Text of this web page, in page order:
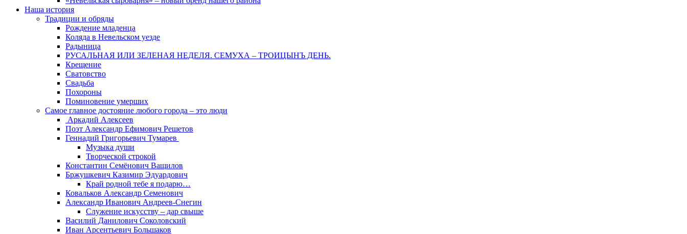
Наша история
Традиции и обряды
Рождение младенца
Коляда в Невельском уезде
Радыница
РУСАЛЬНАЯ ИЛИ ЗЕЛЕНАЯ НЕДЕЛЯ. СЕМУХА – ТРОИЦЫНЪ ДЕНЬ.
Крещение
Сватовство
Свадьба
Похороны
Поминовение умерших
Самое главное достояние любого города – это люди
Аркадий Алексеев
Поэт Александр Ефимович Решетов
Геннадий Григорьевич Тумарев
Музыка души
Творческой строкой
Константин Семёнович Ващилов
Бржушкевич Казимир Эдуардович
Край родной тебе я подарю…
Ковальков Александр Семенович
Александр Иванович Андреев-Снегин
Служение искусству – дар свыше
Василий Данилович Соколовский
Иван Арсентьевич Большаков